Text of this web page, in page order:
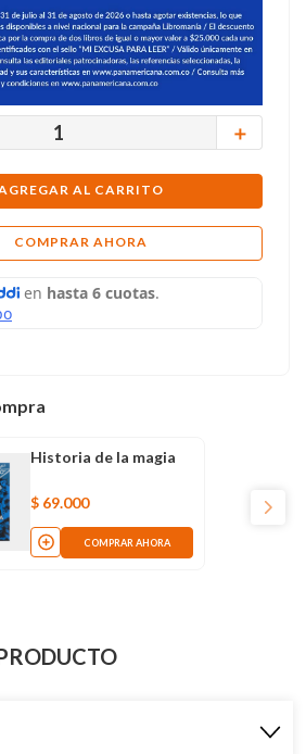
＋
AL CARRITO
COMPRAR AHORA
Historia de la magia
$ 69.000
COMPRAR AHORA